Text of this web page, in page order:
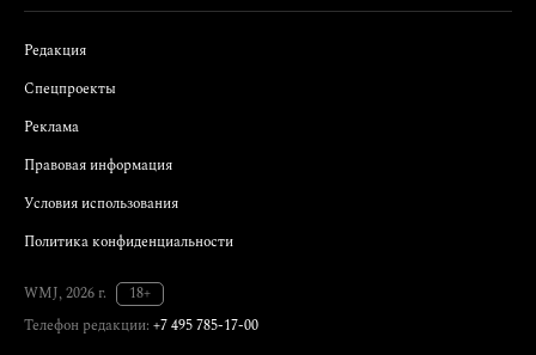
Редакция
Спецпроекты
Реклама
Правовая информация
Условия использования
Политика конфиденциальности
WMJ, 2026 г.
18+
Телефон редакции: +7 495 785-17-00